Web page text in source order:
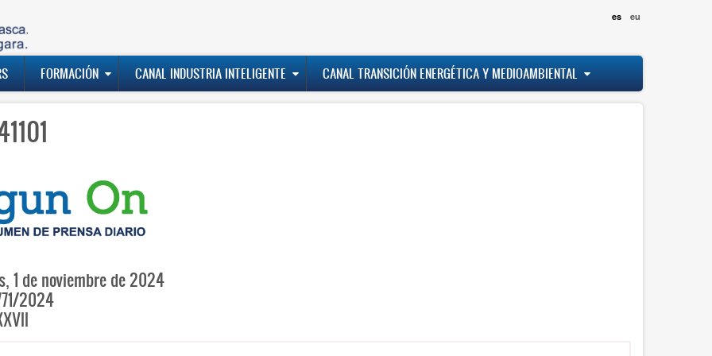
es eu
FORMACIÓN CANAL INDUSTRIA INTELIGENTE CANAL TRANSICIÓN ENERGÉTICA Y MEDIOAMBIENTAL
1 de noviembre de 2024
2024